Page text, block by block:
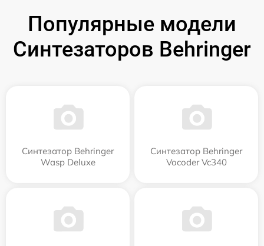
Популярные модели
Синтезаторов Behringer
Синтезатор Behringer
Wasp Deluxe
Синтезатор Behringer
Vocoder Vc340